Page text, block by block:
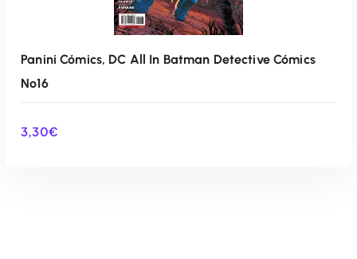
Panini Cómics, DC All In Batman Detective Cómics
Nº16
3,30€